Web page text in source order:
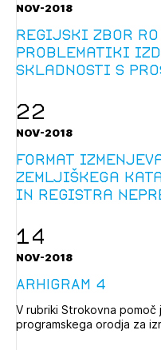
NOV-2018
regijski zbor
problematiki
skladnosti s
22
NOV-2018
Format
zemljiškega
in registra
14
NOV-2018
ARHIGRAM 4
V rubriki Strokovna
programskega orodja za